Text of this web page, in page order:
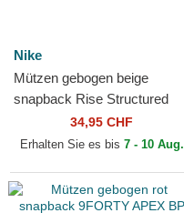
Nike
Mützen gebogen beige
snapback Rise Structured
der Boston Red Sox MLB
von Nike
34,95 CHF
Erhalten Sie es bis 7 - 10 Aug.